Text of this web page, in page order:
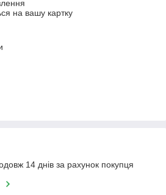
на вашу картку
14 днів за рахунок покупця